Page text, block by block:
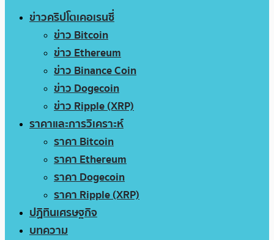
ข่าวคริปโตเคอเรนซี่
ข่าว Bitcoin
ข่าว Ethereum
ข่าว Binance Coin
ข่าว Dogecoin
ข่าว Ripple (XRP)
ราคาและการวิเคราะห์
ราคา Bitcoin
ราคา Ethereum
ราคา Dogecoin
ราคา Ripple (XRP)
ปฏิทินเศรษฐกิจ
บทความ